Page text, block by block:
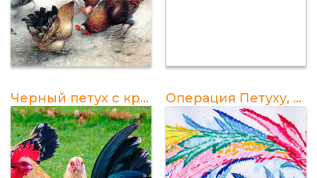
Черный петух с красным гребнем: разведение и особенности ухода Операция Петуху, чтобы не кричал: детали, процедура, результаты